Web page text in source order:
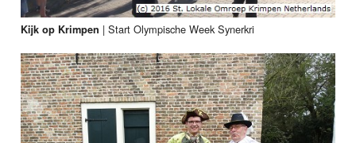
Kijk op Krimpen |Start Olympische Week Synerkri